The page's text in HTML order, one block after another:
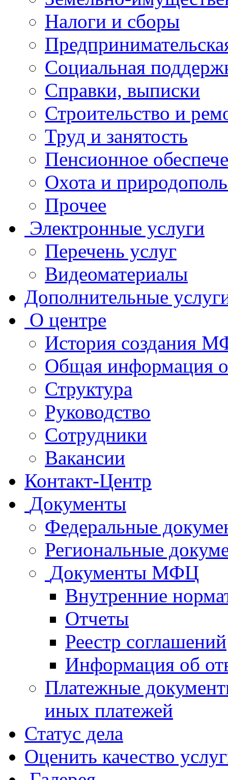
Налоги и сборы
Социальная
Справки, выписки
Строительство и
Труд и занятость
Пенсионное
Охота и
Прочее
Электронные услуги
Перечень услуг
Видеоматериалы
Дополнительные
О центре
История создания
Общая
Структура
Руководство
Сотрудники
Вакансии
Контакт-Центр
Документы
Федеральные
Региональные
Документы МФЦ
Внутренние
Отчеты
Реестр соглашений
Информация об
Платежные
иных платежей
Статус дела
Оценить качество